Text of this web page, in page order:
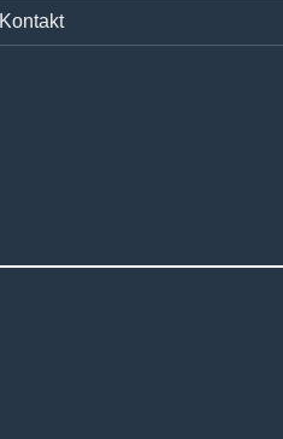
Kontakt